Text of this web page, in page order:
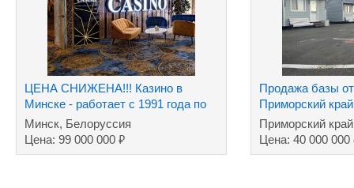
ЦЕНА СНИЖЕНА!!! Казино в
Минске - работает с 1991 года по
сей день
Минск, Белоруссия
Цена: 99 000 000 ₽
Продажа базы
Приморский
Приморский
Цена: 40 000 000